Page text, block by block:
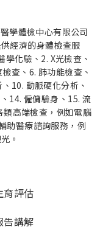
學體檢中心有限公司
經濟的身體檢查服
化驗、2. X光檢查、
查、6. 肺功能檢查、
10. 動脈硬化分析、
14. 僱傭驗身、15. 流
高端檢查，例如電腦
助醫療諮詢服務，例
。
育評估
告講解